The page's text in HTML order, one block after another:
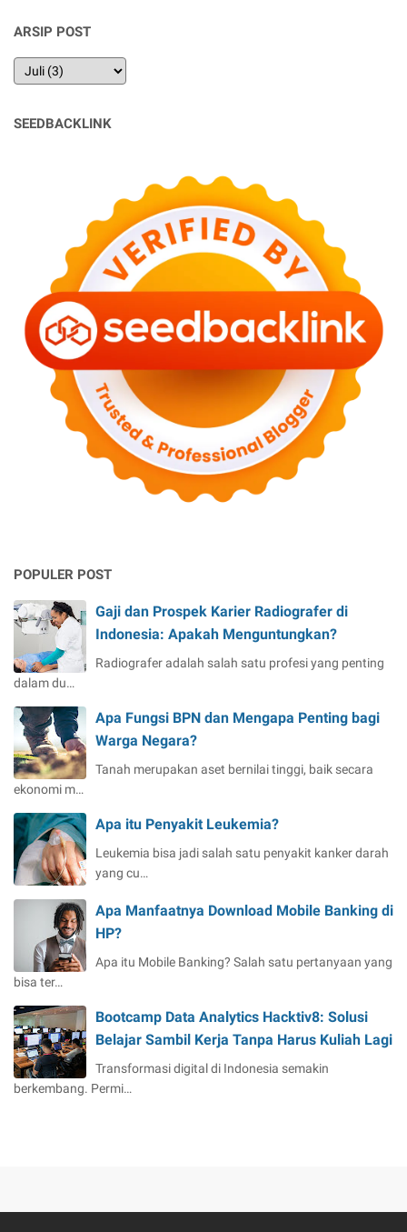
ARSIP POST
SEEDBACKLINK
POPULER POST
Gaji dan Prospek Karier Radiografer di
Indonesia: Apakah Menguntungkan?
Radiografer adalah salah satu profesi yang penting
dalam du…
Apa Fungsi BPN dan Mengapa Penting bagi
Warga Negara?
Tanah merupakan aset bernilai tinggi, baik secara
ekonomi m…
Apa itu Penyakit Leukemia?
Leukemia bisa jadi salah satu penyakit kanker darah
yang cu…
Apa Manfaatnya Download Mobile Banking di
HP?
Apa itu Mobile Banking? Salah satu pertanyaan yang
bisa ter…
Bootcamp Data Analytics Hacktiv8: Solusi
Belajar Sambil Kerja Tanpa Harus Kuliah Lagi
Transformasi digital di Indonesia semakin
berkembang. Permi…